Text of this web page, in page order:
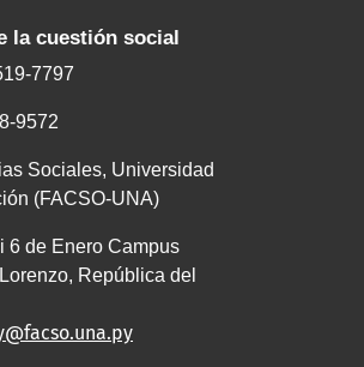
la cuestión social
7797
9572
Sociales, Universidad
(FACSO-UNA)
6 de Enero Campus
República del